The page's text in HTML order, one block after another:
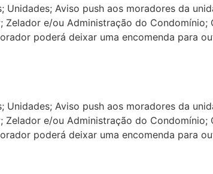
Aviso push aos moradores da
Zelador e/ou Administração do
poderá deixar uma encomenda para
Aviso push aos moradores da
Zelador e/ou Administração do
poderá deixar uma encomenda para